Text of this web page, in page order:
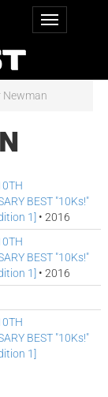
Newman
BEST "10Ks!"
1] • 2016
BEST "10Ks!"
1] • 2016
BEST "10Ks!"
1]